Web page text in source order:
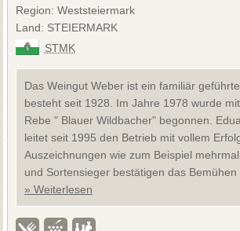
Region: Weststeiermark
Land: STEIERMARK
STMK
Das Weingut Weber ist ein familiär
besteht seit 1928. Im Jahre 1978 wurde
Rebe " Blauer Wildbacher" begonnen.
leitet seit 1995 den Betrieb mit vollem
Auszeichnungen wie zum Beispiel
und Sortensieger bestätigen das
» Weiterlesen